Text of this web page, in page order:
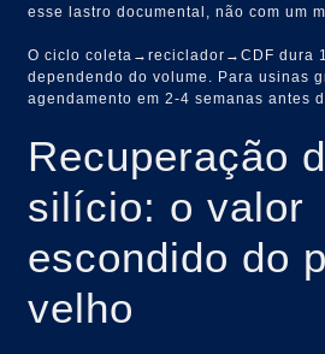
esse lastro documental, não com um
O ciclo coleta→reciclador→CDF dura
dependendo do volume. Para usinas
agendamento em 2-4 semanas antes
Recuperação
silício: o valor
escondido do
velho